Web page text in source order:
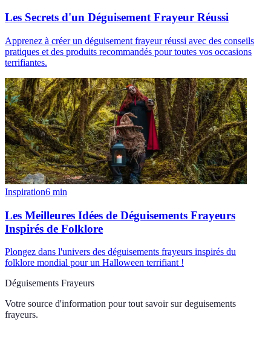
Les Secrets d'un Déguisement Frayeur Réussi
Apprenez à créer un déguisement frayeur réussi avec des conseils
pratiques et des produits recommandés pour toutes vos occasions
terrifiantes.
Inspiration6 min
Les Meilleures Idées de Déguisements Frayeurs
Inspirés de Folklore
Plongez dans l'univers des déguisements frayeurs inspirés du
folklore mondial pour un Halloween terrifiant !
Déguisements Frayeurs
Votre source d'information pour tout savoir sur deguisements
frayeurs.